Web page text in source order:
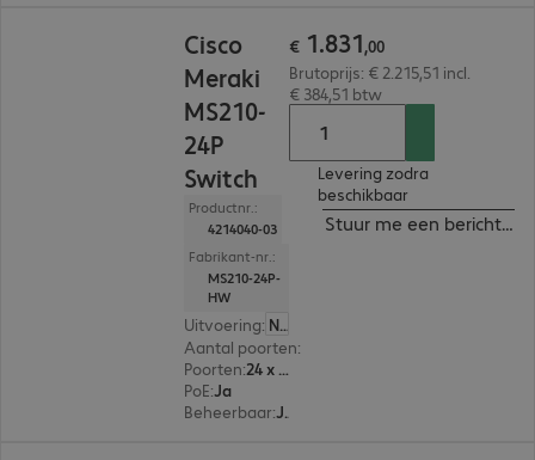
Cisco
Meraki
MS210-
24P
Switch
Productnr.:
4214040-03
Fabrikant-nr.:
MS210-24P-
HW
Uitvoering:
Nederland
Aantal poorten:
Poorten:
24 x 10/100/1000 RJ45
PoE:Ja
Beheerbaar: Ja
€ 1.831,00
Brutoprijs: € 2.215,51 incl.
€ 384,51 btw
Levering zodra
beschikbaar
Stuur me een bericht